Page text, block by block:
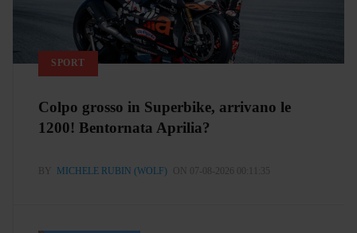
SPORT
Colpo grosso in Superbike, arrivano le
1200! Bentornata Aprilia?
BY MICHELE RUBIN (WOLF) ON 07-08-2026 00:11:35